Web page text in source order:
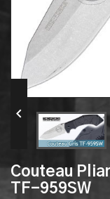

Couteau
TF-959SW